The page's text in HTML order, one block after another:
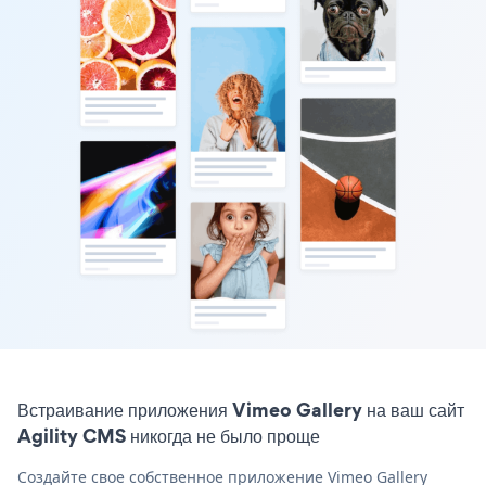
Встраивание приложения Vimeo Gallery на ваш сайт
Agility CMS никогда не было проще
Создайте свое собственное приложение Vimeo Gallery